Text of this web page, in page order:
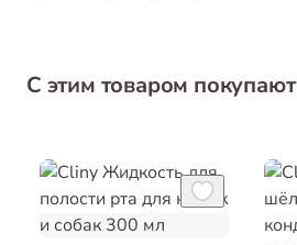
С этим товаром покупают